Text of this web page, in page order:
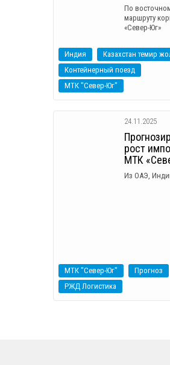
По
маршруту
«Север-Юг»
Индия
Казахстан темир
Контейнерный поезд
МТК "Север-Юг"
24.11.2025
рост
МТК
Из ОАЭ,
МТК "Север-Юг"
Прогноз
РЖД Логистика